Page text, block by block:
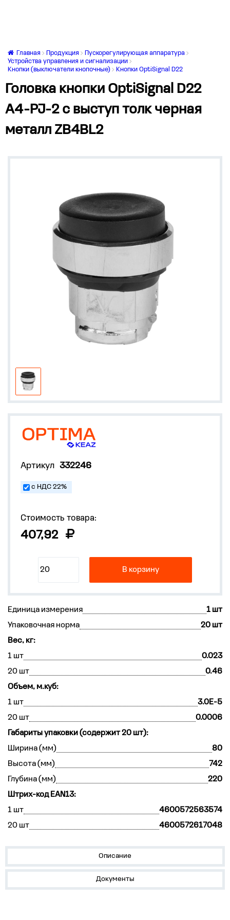
Главная Продукция
Пускорегулирующая аппаратура
Устройства управления и сигнализации
Кнопки (выключатели кнопочные)
Кнопки OptiSignal D22
Головка кнопки OptiSignal D22
A4-PJ-2 с выступ толк черная
металл ZB4BL2
Артикул 332246
с НДС 22%
Стоимость товара:
407,92
В корзину
Единица измерения
1 шт
Упаковочная норма
20 шт
Вес, кг:
1 шт
0.023
20 шт
0.46
Объем, м.куб:
1 шт
3.0E-5
20 шт
0.0006
Габариты упаковки (содержит 20 шт):
Ширина (мм)
80
Высота (мм)
742
Глубина (мм)
220
Штрих-код EAN13:
1 шт
4600572563574
20 шт
4600572617048
Описание
Документы